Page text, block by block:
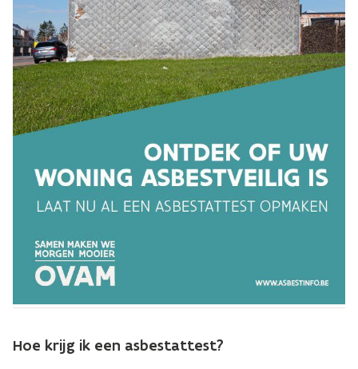
Hoe krijg ik een asbestattest?